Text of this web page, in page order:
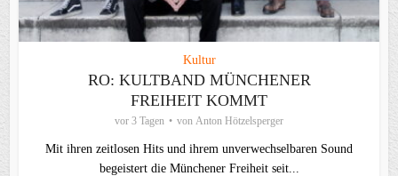
Kultur
RO: KULTBAND MÜNCHENER
FREIHEIT KOMMT
vor 3 Tagen von Anton Hötzelsperger
Mit ihren zeitlosen Hits und ihrem unverwechselbaren Sound
begeistert die Münchener Freiheit seit...